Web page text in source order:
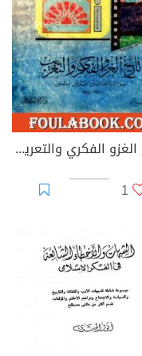
تاريخ الغزو الفكري والتعريب خلال ما بين الحربين العالميتين 1920-1940
1